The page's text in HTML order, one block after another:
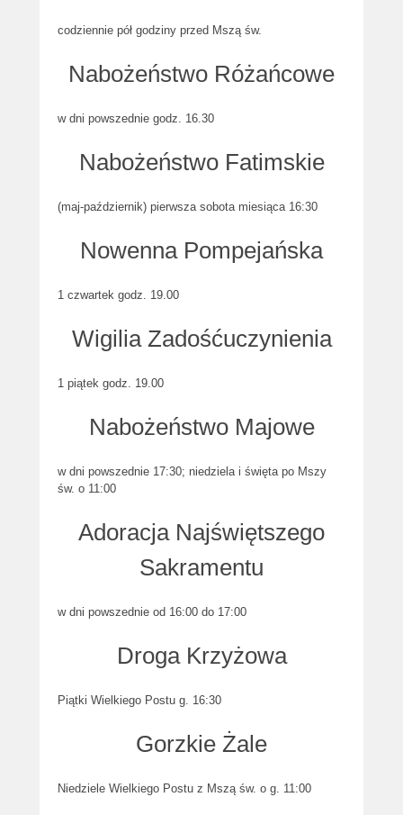
codziennie pół godziny przed Mszą św.
Nabożeństwo Różańcowe
w dni powszednie godz. 16.30
Nabożeństwo Fatimskie
(maj-październik) pierwsza sobota miesiąca 16:30
Nowenna Pompejańska
1 czwartek godz. 19.00
Wigilia Zadośćuczynienia
1 piątek godz. 19.00
Nabożeństwo Majowe
w dni powszednie 17:30; niedziela i święta po Mszy
św. o 11:00
Adoracja Najświętszego
Sakramentu
w dni powszednie od 16:00 do 17:00
Droga Krzyżowa
Piątki Wielkiego Postu g. 16:30
Gorzkie Żale
Niedziele Wielkiego Postu z Mszą św. o g. 11:00